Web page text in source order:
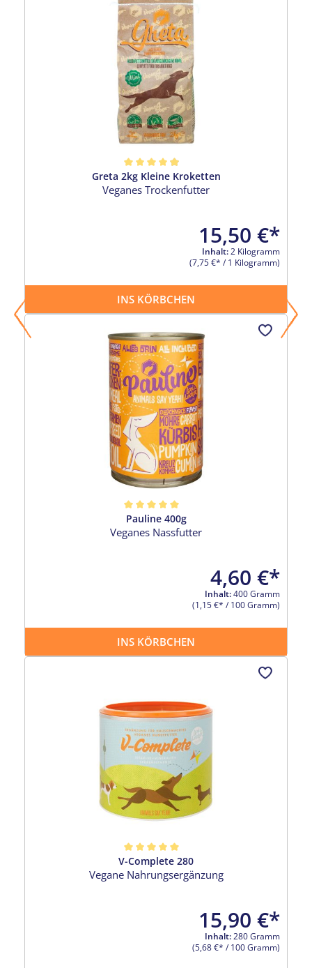
Durchschnittliche Bewertung von 4.96 von 5 Sternen
Greta 2kg Kleine Kroketten
Veganes Trockenfutter
15,50 €*
Inhalt:2 Kilogramm
(7,75 €* / 1 Kilogramm)
INS KÖRBCHEN
Durchschnittliche Bewertung von 5 von 5 Sternen
Pauline 400g
Veganes Nassfutter
4,60 €*
Inhalt:400 Gramm
(1,15 €* / 100 Gramm)
INS KÖRBCHEN
Durchschnittliche Bewertung von 5 von 5 Sternen
V-Complete 280
Vegane Nahrungsergänzung
15,90 €*
Inhalt:280 Gramm
(5,68 €* / 100 Gramm)